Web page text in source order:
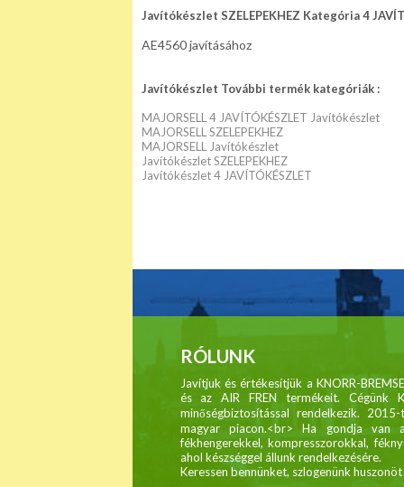
Javítókészlet SZELEPEKHEZ Kategória 4
AE4560 javításához
Javítókészlet További termék kategóriák :
MAJORSELL 4 JAVÍTÓKÉSZLET Javítókészlet
MAJORSELL SZELEPEKHEZ
MAJORSELL Javítókészlet
Javítókészlet SZELEPEKHEZ
Javítókészlet 4 JAVÍTÓKÉSZLET
RÓLUNK
Javítjuk és értékesítjük a KNORR-
és az AIR FREN termékeit. Cégünk
minőségbiztosítással rendelkezik.
magyar piacon.<br> Ha gondja van
fékhengerekkel, kompresszorokkal,
ahol készséggel állunk rendelkezésére.
Keressen bennünket, szlogenünk